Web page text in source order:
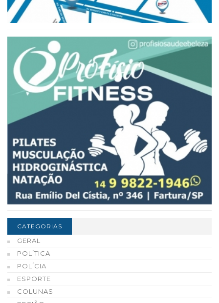
CATEGORIAS
GERAL
POLÍTICA
POLÍCIA
ESPORTE
COLUNAS